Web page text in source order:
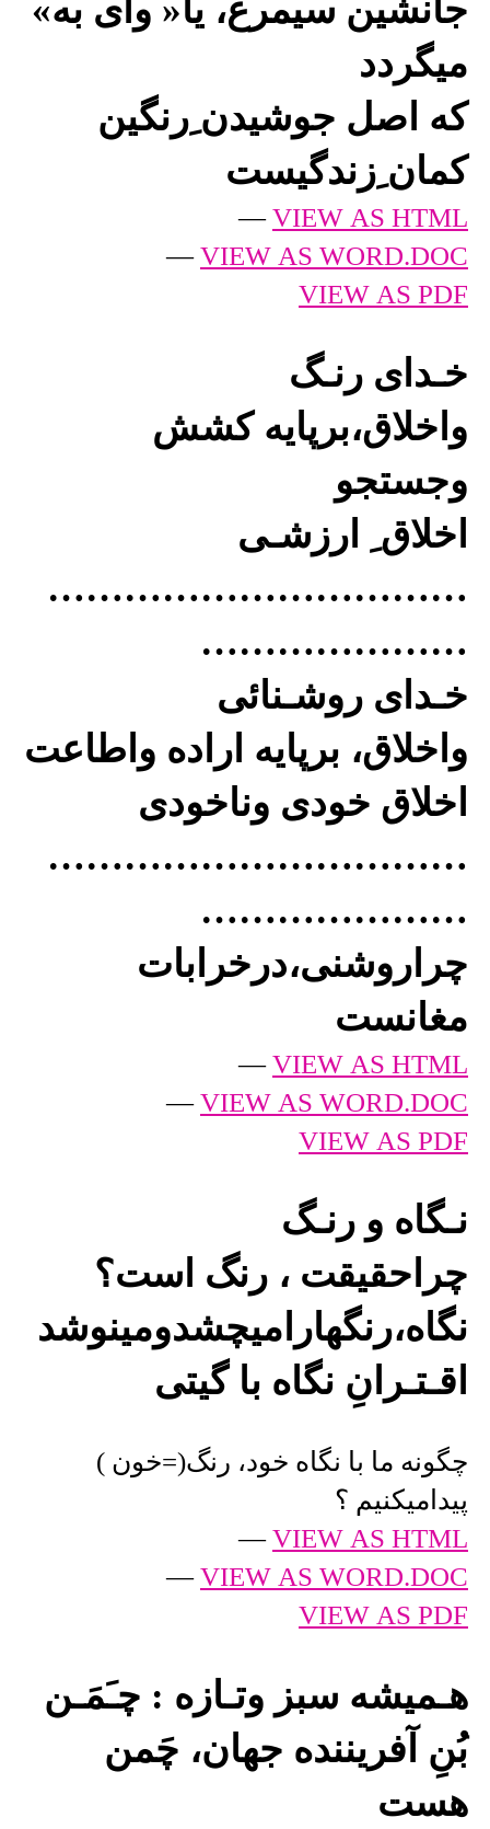
جانشین سیمرغ، یا« وای به»
میگردد
که اصل جوشیدن ِرنگین
کمان ِزندگیست
VIEW AS HTML
—
VIEW AS WORD.DOC
—
VIEW AS PDF
خـدای رنـگ
واخلاق،برپایه کشش
وجستجو
اخلاق ِ ارزشـی
……………………………
…………………
خـدای روشـنائی
واخلاق، برپایه اراده واطاعت
اخلاق خودی وناخودی
……………………………
…………………
چراروشنی،درخرابات
مغانست
VIEW AS HTML
—
VIEW AS WORD.DOC
—
VIEW AS PDF
نـگاه و رنـگ
چراحقیقت ، رنگ است؟
نگاه،رنگهارامیچشدومینوشد
اقـتـرانِ نگاه با گیتی
چگونه ما با نگاه خود، رنگ(=خون )
پیدامیکنیم ؟
VIEW AS HTML
—
VIEW AS WORD.DOC
—
VIEW AS PDF
هـمیشه سبز وتـازه : چـَمَـن
بُنِ آفریننده جهان، چَمن
هست